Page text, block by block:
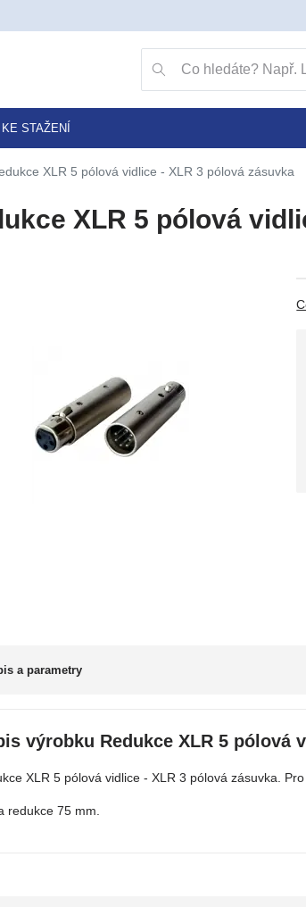
KE STAŽENÍ
XLR 5 pólová vidlice - XLR 3 pólová zásuvka
XLR 5 pólová
a parametry
výrobku Redukce XLR 5 pólová
XLR 5 pólová vidlice - XLR 3 pólová zásuvka. Pro
redukce 75 mm.